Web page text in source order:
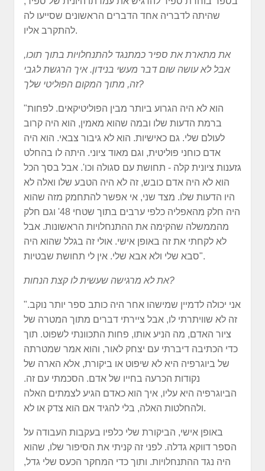
שהיתה לדבריה אחד הדברים הראשונים שסייעו לה
להתקרב אליו.
את מתארת את ספיר כמתנגד להתנחלויות בתוך תוכו,
אבל לא עושה שום דבר מעשי בנידון. איך הרגשת לגבי
זה, מתוך המקום הפוליטי שלך?
"הוא לא היה הגרוע ביותר מבין הפוליטיקאים. לפחות
ברמת הדעות שלו ובמה שהוא מאמין, הוא היה קרוב
לעולם שלי. גם כאישיות. הוא לא גיבור צבאי. הוא היה
אדם כוחני פוליטית, וגם מאוד ציוני. היתה לו בהחלט
גזענות ציונית קלה - תחושת עם סגולה וכו'. אבל בסך הכל
הוא לא היה אדם כובש, זה לא היה הטבע שלו ואלה לא
היו הדעות שלו. מצד שני, אי אפשר להתחמק מזה שהוא
היה חלק מהאפליה כלפי ערבים בתוך שטחי 48' וגם חלק
מהממשלה שהקימה את ההתנחלויות הראשונות. אבל
לא לקחתי את זה באופן אישי. אולי זה בגלל שהוא היה
סבא שלי ולא אבא שלי. אין לי תחושת שבטיות".
את לא מרגישה שעשית לו קצת הנחות?
"אני יכולה לדמיין שמישהו אחר היה כותב ספר יותר נוקב.
זה לא שוויתרתי לו, אבל ציירתי דברים מתוך המטרה של
ציור האדם, מה הניע אותו, פחות התכוונתי לשפוט. תוך
כדי הכתיבה דיברתי עם יצחק לאור, והוא אמר שמטרתה
של ביוגרפיה היא לא שיפוט או ביקורת, אלא הארה של
נקודות הכרעה בחייו של אדם. הסכמתי עם זה.
הביוגרפיה היא עליו, איך הוא כאדם הגיע לצמתים האלה
ולהחלטות האלה, בלי להגיד אם הוא צדק או לא.
באופן אישי, הביקורת שלי כלפיו בעקבות העבודה על
הספר דווקא גדלה. לפני זה קניתי את הסיפור שלו, שהוא
היה נגד ההתנחלויות. ותוך כדי המחקר הכעס שלי גדל,